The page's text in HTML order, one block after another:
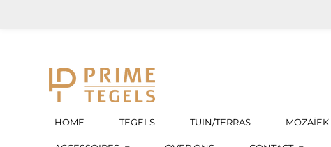
hoofdinhoud
HOME TEGELS TUIN/TERRAS MOZAÏEK